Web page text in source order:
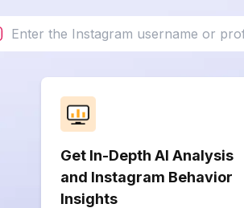
Get In-Depth AI Analysis
and Instagram Behavior
Insights